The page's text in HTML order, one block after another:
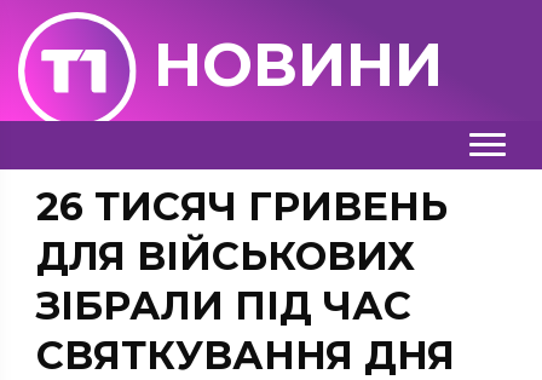
НОВИНИ
26 ТИСЯЧ ГРИВЕНЬ
ДЛЯ ВІЙСЬКОВИХ
ЗІБРАЛИ ПІД ЧАС
СВЯТКУВАННЯ ДНЯ